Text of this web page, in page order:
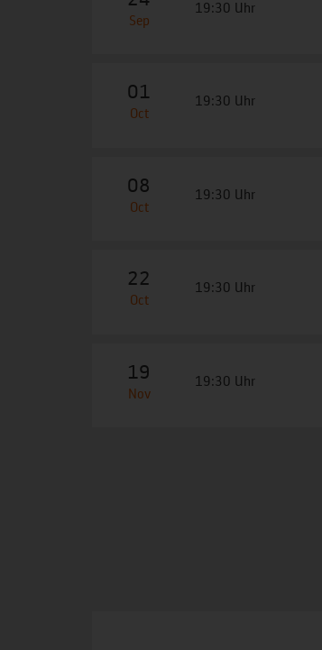
Sep
19:30 Uhr
01
Oct
19:30 Uhr
08
Oct
19:30 Uhr
22
Oct
19:30 Uhr
19
Nov
19:30 Uhr